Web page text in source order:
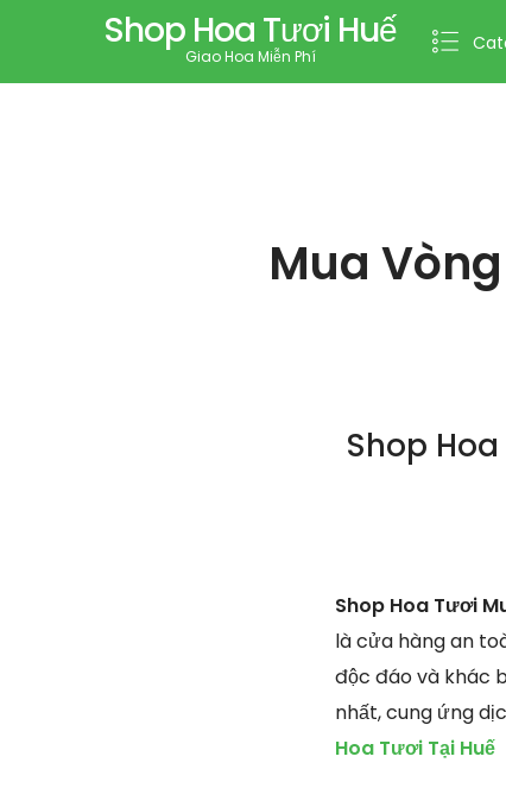
Shop Hoa Tươi Huế
Giao Hoa Miễn Phí
Mua
Shop
Shop Hoa Tươi
là cửa hàng an
độc đáo và khác
nhất, cung ứng
Hoa Tươi Tại Huế